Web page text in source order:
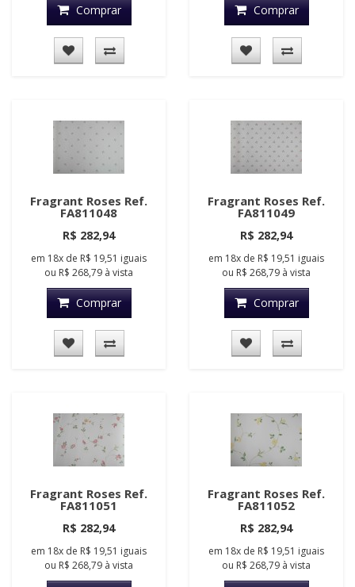
Comprar Comprar
Fragrant Roses Ref.
FA811048
R$ 282,94
em 18x de R$ 19,51 iguais
ou R$ 268,79 à vista
Comprar
Fragrant Roses Ref.
FA811049
R$ 282,94
em 18x de R$ 19,51 iguais
ou R$ 268,79 à vista
Comprar
Fragrant Roses Ref.
FA811051
R$ 282,94
em 18x de R$ 19,51 iguais
ou R$ 268,79 à vista
Fragrant Roses Ref.
FA811052
R$ 282,94
em 18x de R$ 19,51 iguais
ou R$ 268,79 à vista